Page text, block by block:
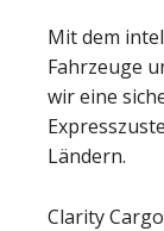
Mit dem
Fahrzeuge
wir eine
Ländern.
Clarity